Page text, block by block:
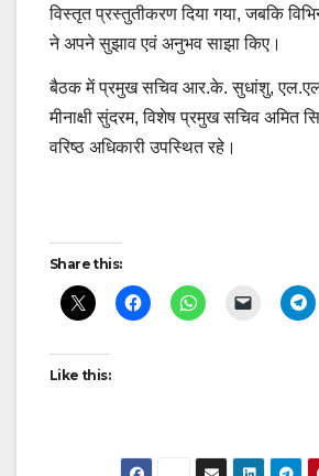
विस्तृत प्रस्तुतीकरण दिया गया, जबकि
ने अपने सुझाव एवं अनुभव साझा किए।
बैठक में प्रमुख सचिव आर.के. सुधांशु,
मीनाक्षी सुंदरम, विशेष प्रमुख सचिव अमित
वरिष्ठ अधिकारी उपस्थित रहे।
Post
navigation
Share this:
Like this: